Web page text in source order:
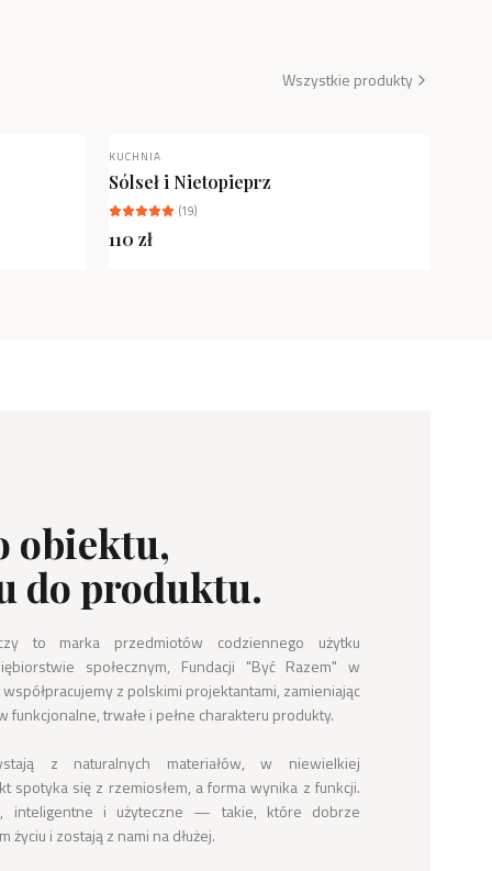
Wszystkie produkty
NOWOŚĆ
KUCHNIA
Sólseł i Nietopieprz
(19)
110 zł
obiektu,
do produktu.
to marka przedmiotów codziennego użytku
społecznym, Fundacji "Być Razem" w
z polskimi projektantami, zamieniając
funkcjonalne, trwałe i pełne charakteru produkty.
z naturalnych materiałów, w niewielkiej
spotyka się z rzemiosłem, a forma wynika z funkcji.
inteligentne i użyteczne — takie, które dobrze
życiu i zostają z nami na dłużej.